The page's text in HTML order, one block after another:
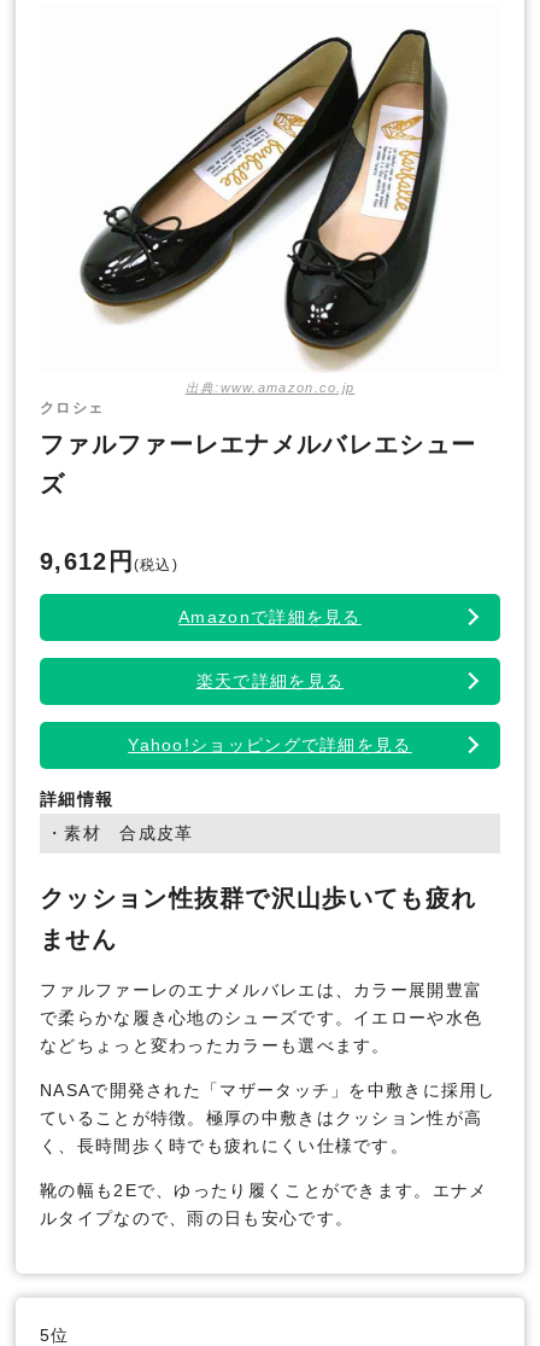
出典:www.amazon.co.jp
クロシェ
ファルファーレエナメルバレエシュー
ズ
9,612円 (税込)
Amazonで詳細を見る
楽天で詳細を見る
Yahoo!ショッピングで詳細を見る
詳細情報
・素材 合成皮革
クッション性抜群で沢山歩いても疲れ
ません
ファルファーレのエナメルバレエは、カラー展開豊富
で柔らかな履き心地のシューズです。イエローや水色
などちょっと変わったカラーも選べます。
NASAで開発された「マザータッチ」を中敷きに採用し
ていることが特徴。極厚の中敷きはクッション性が高
く、長時間歩く時でも疲れにくい仕様です。
靴の幅も2Eで、ゆったり履くことができます。エナメ
ルタイプなので、雨の日も安心です。
5位